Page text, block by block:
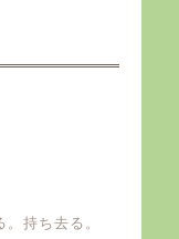
持ち去る。